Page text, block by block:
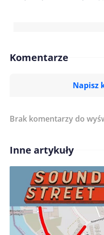
Komentarze
Napisz
Treść komentarza*
Imię/ Nick*
Brak komentarzy do
Inne artykuły